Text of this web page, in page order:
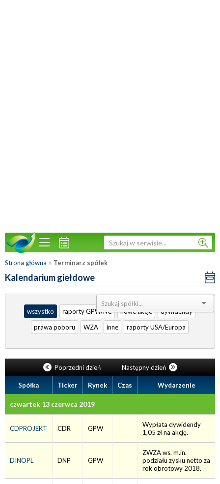
Strona główna » Terminarz spółek
Kalendarium giełdowe
Sortuj:
wszystko
raporty GPW/NC nowe akcje
dywidendy
prawa poboru
WZA inne raporty USA/Europa
Poprzedni dzień Następny dzień
Spółka Ticker Rynek Czas Wydarzenie
czwartek 13 czerwca 2019
CDPROJEKT CDR GPW
Wypłata dywidendy
1,05 zł na akcję.
DINOPL DNP GPW
ZWZA ws. m.in.
podziału zysku netto za
rok obrotowy 2018.